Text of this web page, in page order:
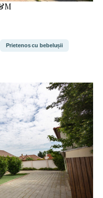
Prietenos cu bebelușii